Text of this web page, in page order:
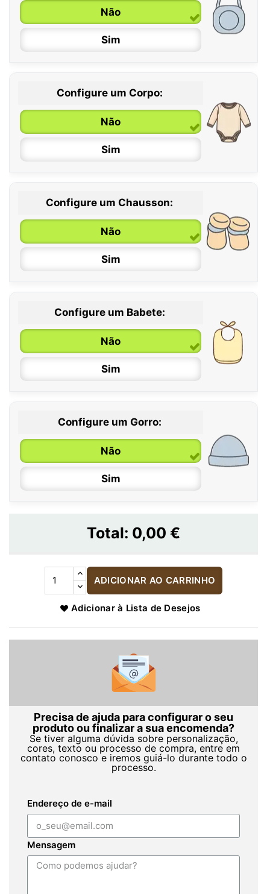
Não
Sim
Configure um Corpo:
Não
Sim
0 / 6 meses
6 / 12 meses
12 / 18 meses
Configure um Chausson:
Não
Sim
Configure um Babete:
Não
Sim
Configure um Gorro:
Não
Sim
Total: 0,00 €
ADICIONAR AO CARRINHO
Adicionar à Lista de Desejos
Precisa de ajuda para configurar o seu
produto ou finalizar a sua encomenda?
Se tiver alguma dúvida sobre personalização,
cores, texto ou processo de compra, entre em
contato conosco e iremos guiá-lo durante todo o
processo.
Endereço de e-mail
Mensagem